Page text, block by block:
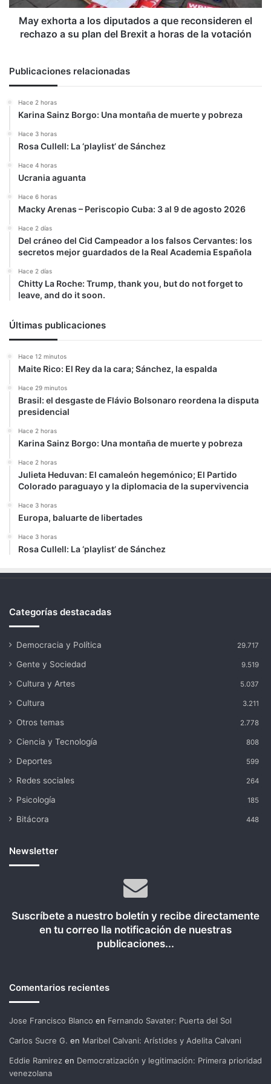
el
rechazo
del
horas
la
votación
May exhorta a los diputados a que reconsideren el
rechazo a su plan del Brexit a horas de la votación
Publicaciones relacionadas
Hace 2 horas
Karina Sainz Borgo: Una montaña de muerte y pobreza
Hace 3 horas
Rosa Cullell: La ‘playlist’ de Sánchez
Hace 4 horas
Ucrania aguanta
Hace 6 horas
Macky Arenas – Periscopio Cuba: 3 al 9 de agosto 2026
Hace 2 días
Del cráneo del Cid Campeador a los falsos Cervantes: los
secretos mejor guardados de la Real Academia Española
Hace 2 días
Chitty La Roche: Trump, thank you, but do not forget to
leave, and do it soon.
Últimas publicaciones
Hace 12 minutos
Maite Rico: El Rey da la cara; Sánchez, la espalda
Hace 29 minutos
Brasil: el desgaste de Flávio Bolsonaro reordena la disputa
presidencial
Hace 2 horas
Karina Sainz Borgo: Una montaña de muerte y pobreza
Hace 2 horas
Julieta Heduvan: El camaleón hegemónico; El Partido
Colorado paraguayo y la diplomacia de la supervivencia
Hace 3 horas
Europa, baluarte de libertades
Hace 3 horas
Rosa Cullell: La ‘playlist’ de Sánchez
Categorías destacadas
Democracia y Política 29.717
Gente y Sociedad 9.519
Cultura y Artes 5.037
Cultura 3.211
Otros temas 2.778
Ciencia y Tecnología 808
Deportes 599
Redes sociales 264
Psicología 185
Bitácora 448
Newsletter
Suscríbete a nuestro boletín y recibe directamente
en tu correo lla notificación de nuestras
publicaciones...
Comentarios recientes
Jose Francisco Blanco en Fernando Savater: Puerta del Sol
Carlos Sucre G. en Maribel Calvani: Arístides y Adelita Calvani
Eddie Ramirez en Democratización y legitimación: Primera prioridad
venezolana